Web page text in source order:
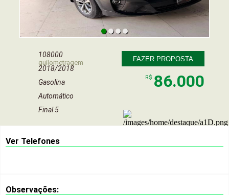
108000
quilometragem
2018/2018
Gasolina
Automático
Final 5
FAZER PROPOSTA
R$ 86.000
Ver Telefones
Observações: